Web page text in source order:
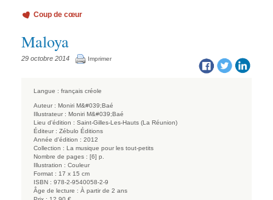
Coup de cœur
Maloya
29 octobre 2014 Imprimer
Langue : français créole
Auteur : Moniri M&#039;Baé
Illustrateur : Moniri M&#039;Baé
Lieu d'édition : Saint-Gilles-Les-Hauts (La Réunion)
Éditeur : Zébulo Éditions
Année d'édition : 2012
Collection : La musique pour les tout-petits
Nombre de pages : [6] p.
Illustration : Couleur
Format : 17 x 15 cm
ISBN : 978-2-9540058-2-9
Âge de lecture : À partir de 2 ans